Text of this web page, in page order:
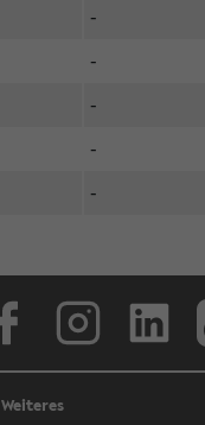
-
-
-
-
-
Weiteres